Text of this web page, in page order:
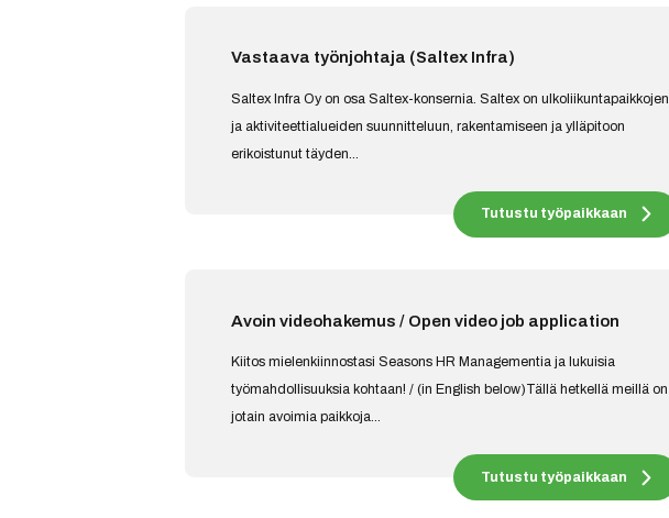
Vastaava työnjohtaja (Saltex Infra)
Saltex Infra Oy on osa Saltex-konsernia. Saltex on ulkoliikuntapaikkojen
ja aktiviteettialueiden suunnitteluun, rakentamiseen ja ylläpitoon
erikoistunut täyden...
Tutustu työpaikkaan
Avoin videohakemus / Open video job application
Kiitos mielenkiinnostasi Seasons HR Managementia ja lukuisia
työmahdollisuuksia kohtaan! / (in English below)Tällä hetkellä meillä on
jotain avoimia paikkoja...
Tutustu työpaikkaan